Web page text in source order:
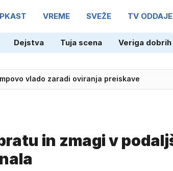
VREME SVEŽE TV ODDAJE
Dejstva Tuja scena Veriga dobrih
in zmagi v